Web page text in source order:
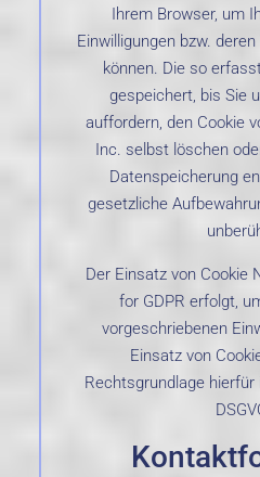
Ihrem Browser, um
Einwilligungen bzw.
können. Die so
gespeichert, bis Sie
auffordern, den Cookie
Inc. selbst löschen
Datenspeicherung
gesetzliche
Der Einsatz von Cookie
for GDPR erfolgt,
vorgeschriebenen
Einsatz von
Rechtsgrundlage